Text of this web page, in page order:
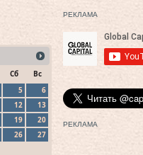
Сб
Вс
5
6
12
13
19
20
26
27
РЕКЛАМА
РЕКЛАМА